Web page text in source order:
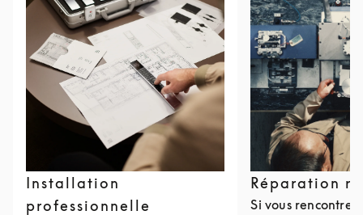
Installation
professionnelle
Réparation
Si vous